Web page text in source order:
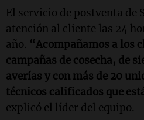
El servicio de postventa de
atención al cliente las 24
año. “Acompañamos a los
campañas de cosecha, de
averías y con más de 20
técnicos calificados que
explicó el líder del equipo.